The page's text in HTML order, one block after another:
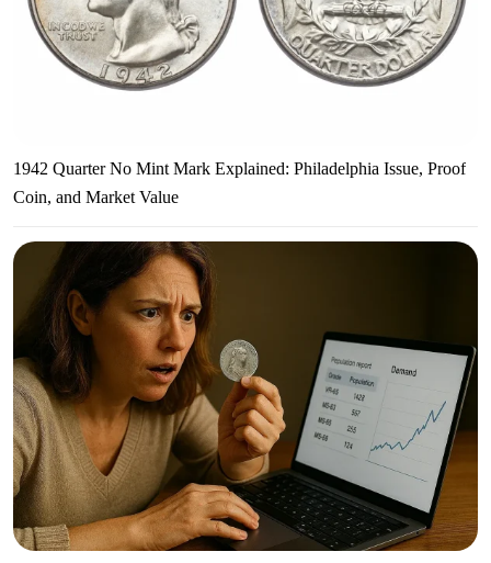
1942 Quarter No Mint Mark Explained: Philadelphia Issue, Proof
Coin, and Market Value